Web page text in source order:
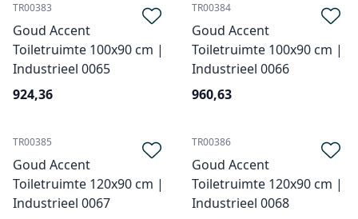
TR00383
Goud Accent
Toiletruimte 100x90 cm |
Industrieel 0065
924,36
TR00384
Goud Accent
Toiletruimte 100x90 cm |
Industrieel 0066
960,63
TR00385
Goud Accent
Toiletruimte 120x90 cm |
Industrieel 0067
TR00386
Goud Accent
Toiletruimte 120x90 cm |
Industrieel 0068